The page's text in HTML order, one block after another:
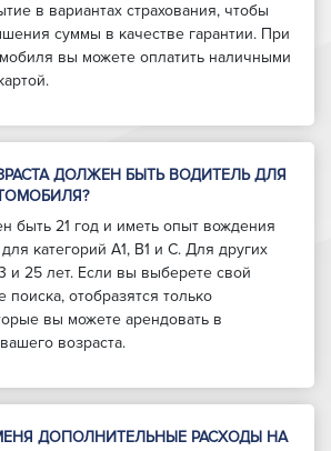
в вариантах страхования, чтобы
суммы в качестве гарантии. При
вы можете оплатить наличными
ДОЛЖЕН БЫТЬ ВОДИТЕЛЬ ДЛЯ
быть 21 год и иметь опыт вождения
категорий A1, B1 и C. Для других
и 25 лет. Если вы выберете свой
поиска, отобразятся только
вы можете арендовать в
возраста.
ДОПОЛНИТЕЛЬНЫЕ РАСХОДЫ НА